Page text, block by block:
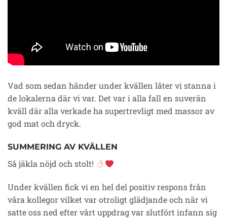
Vad som sedan händer under kvällen låter vi stanna i
de lokalerna där vi var. Det var i alla fall en suverän
kväll där alla verkade ha supertrevligt med massor av
god mat och dryck.
SUMMERING AV KVÄLLEN
Så jäkla nöjd och stolt!
Under kvällen fick vi en hel del positiv respons från
våra kollegor vilket var otroligt glädjande och när vi
satte oss ned efter vårt uppdrag var slutfört infann sig